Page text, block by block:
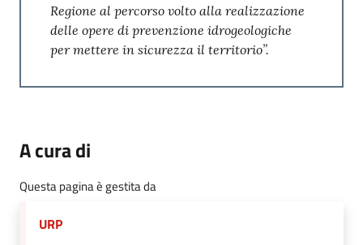
Regione al percorso volto alla realizzazione
delle opere di prevenzione idrogeologiche
per mettere in sicurezza il territorio”.
A cura di
Questa pagina è gestita da
URP